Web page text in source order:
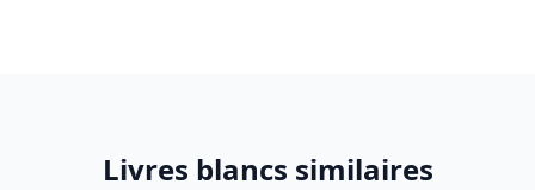
Livres blancs similaires